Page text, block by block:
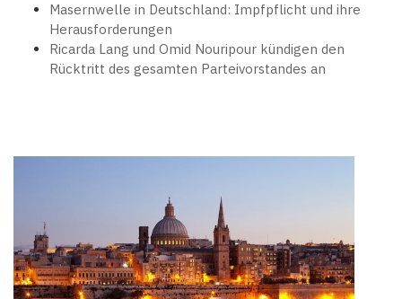
Masernwelle in Deutschland: Impfpflicht und ihre
Herausforderungen
Ricarda Lang und Omid Nouripour kündigen den
Rücktritt des gesamten Parteivorstandes an